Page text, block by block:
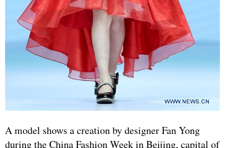
A model shows a creation by designer Fan Yong
during the China Fashion Week in Beijing, capital of